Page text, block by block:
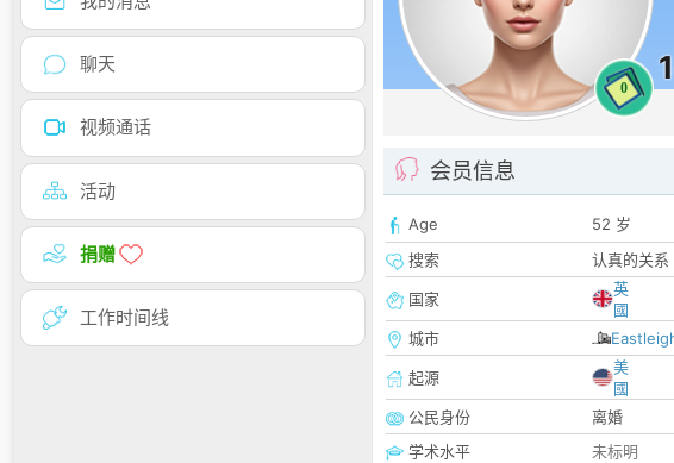
聊天
视频通话
活动
捐赠
工作时间线
0
会员信息
Age
52 岁
搜索
认真的关系
国家
英
國
城市
起源
美
國
公民身份
离婚
学术水平
未标明